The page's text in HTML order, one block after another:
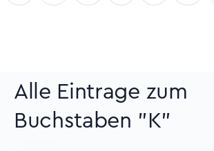
Alle Eintrage zum
Buchstaben "K"